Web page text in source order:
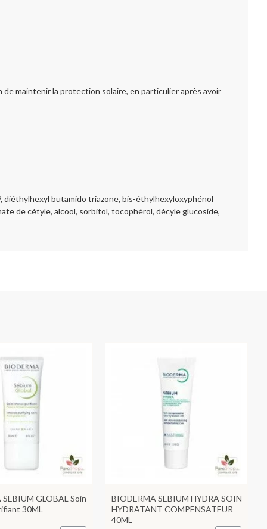
maintenir la protection solaire, en particulier après avoir
butamido triazone, bis-éthylhexyloxyphénol
de cétyle, alcool, sorbitol, tocophérol, décyle glucoside,
GLOBAL Soin
30ML
BIODERMA SEBIUM HYDRA SOIN
HYDRATANT COMPENSATEUR
40ML